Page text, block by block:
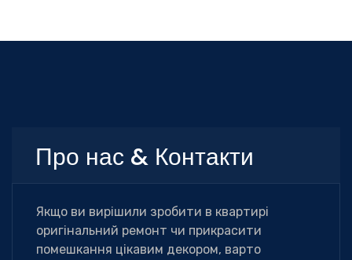
Про нас & Контакти
Якщо ви вирішили зробити в квартирі
оригінальний ремонт чи прикрасити
помешкання цікавим декором, варто